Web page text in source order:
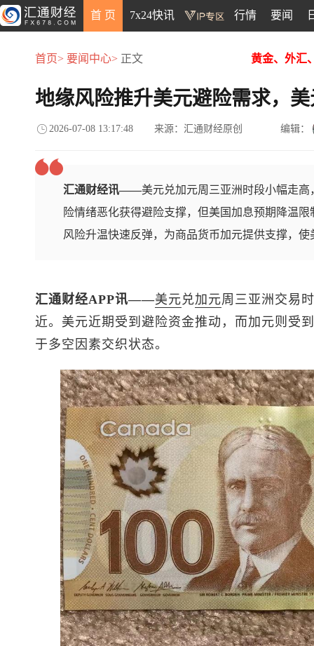
首 页 7x24快讯 行情 要闻
首页> 要闻中心> 正文 黄金、外汇
地缘风险推升美元避险需求，
2026-07-08 13:17:48 来源：汇通财经原创 编辑：
汇通财经讯——美元兑加元周三亚洲时段小幅走
险情绪恶化获得避险支撑，但美国加息预期降温
风险升温快速反弹，为商品货币加元提供支撑，
汇通财经APP讯——美元兑加元周三亚洲交易
近。美元近期受到避险资金推动，而加元则受
于多空因素交织状态。